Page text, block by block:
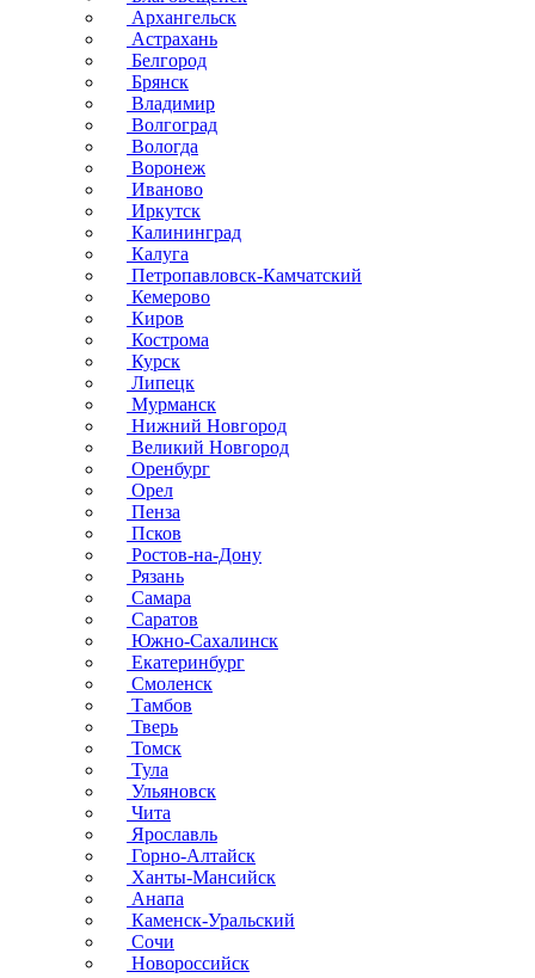
Архангельск
Астрахань
Белгород
Брянск
Владимир
Волгоград
Вологда
Воронеж
Иваново
Иркутск
Калининград
Калуга
Петропавловск-Камчатский
Кемерово
Киров
Кострома
Курск
Липецк
Мурманск
Нижний Новгород
Великий Новгород
Оренбург
Орел
Пенза
Псков
Ростов-на-Дону
Рязань
Самара
Саратов
Южно-Сахалинск
Екатеринбург
Смоленск
Тамбов
Тверь
Томск
Тула
Ульяновск
Чита
Ярославль
Горно-Алтайск
Ханты-Мансийск
Анапа
Каменск-Уральский
Сочи
Новороссийск